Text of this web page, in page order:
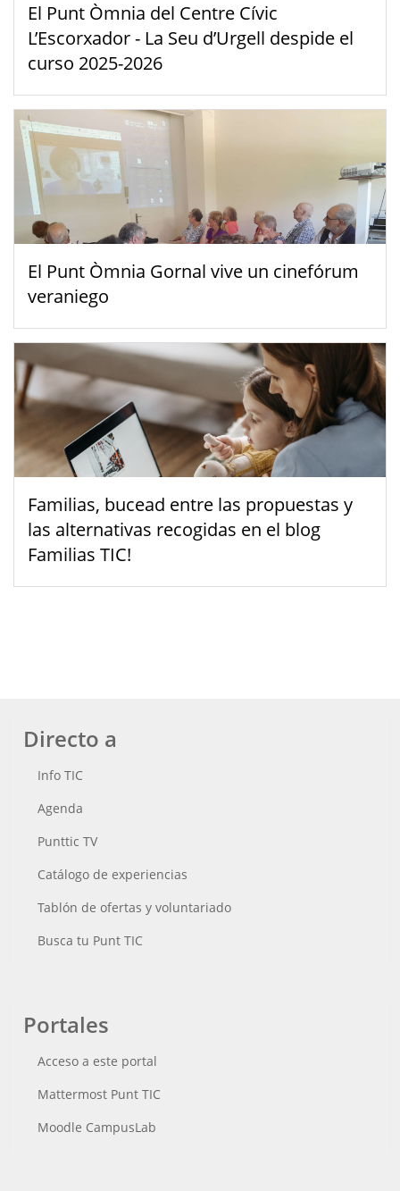
El Punt Òmnia del Centre Cívic
L’Escorxador - La Seu d’Urgell despide el
curso 2025-2026
El Punt Òmnia Gornal vive un cinefórum
veraniego
Familias, bucead entre las propuestas y
las alternativas recogidas en el blog
Familias TIC!
Directo a
Info TIC
Agenda
Punttic TV
Catálogo de experiencias
Tablón de ofertas y voluntariado
Busca tu Punt TIC
Portales
Acceso a este portal
Mattermost Punt TIC
Moodle CampusLab